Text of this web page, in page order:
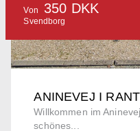
ANINEVEJ I
Willkommen im
schönes...
Von 350 DKK
Svendborg